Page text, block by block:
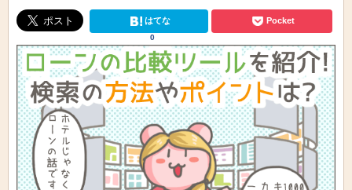
はてな
0
Pocket